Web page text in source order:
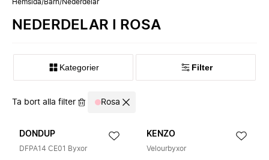
Hemsida/Barn/Nederdelar
NEDERDELAR I ROSA
Kategorier Filter
Ta bort alla filter Rosa
DONDUP
DFPA14 CE01 Byxor
KENZO
Velourbyxor